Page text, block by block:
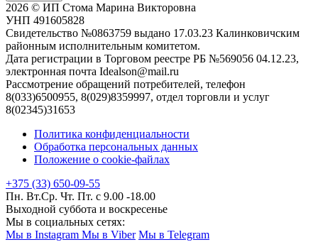
2026 © ИП Стома Марина Викторовна
УНП 491605828
Свидетельство №0863759 выдано 17.03.23 Калинковичским
районным исполнительным комитетом.
Дата регистрации в Торговом реестре РБ №569056 04.12.23,
электронная почта Idealson@mail.ru
Рассмотрение обращений потребителей, телефон
8(033)6500955, 8(029)8359997, отдел торговли и услуг
8(02345)31653
Политика конфиденциальности
Обработка персональных данных
Положение о cookie-файлах
+375 (33) 650-09-55
Пн. Вт.Ср. Чт. Пт. с 9.00 -18.00
Выходной суббота и воскресенье
Мы в социальных сетях:
Мы в Instagram Мы в Viber Мы в Telegram